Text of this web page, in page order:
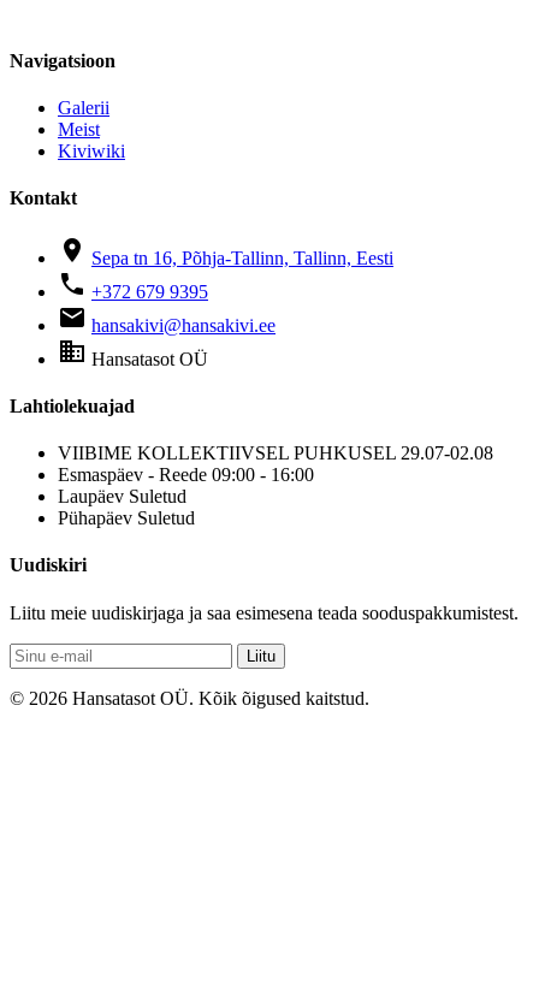
Navigatsioon
Galerii
Meist
Kiviwiki
Kontakt
location_on Sepa tn 16, Põhja-Tallinn, Tallinn, Eesti
phone +372 679 9395
email hansakivi@hansakivi.ee
business Hansatasot OÜ
Lahtiolekuajad
VIIBIME KOLLEKTIIVSEL PUHKUSEL 29.07-02.08
Esmaspäev - Reede 09:00 - 16:00
Laupäev Suletud
Pühapäev Suletud
Uudiskiri
Liitu meie uudiskirjaga ja saa esimesena teada sooduspakkumistest.
Liitu
© 2026 Hansatasot OÜ. Kõik õigused kaitstud.